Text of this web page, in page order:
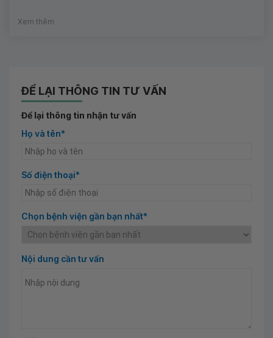
Xem thêm
ĐỂ LẠI THÔNG TIN TƯ VẤN
Để lại thông tin nhận tư vấn
Họ và tên*
Số điện thoại*
Chọn bệnh viện gần bạn nhất*
Nội dung cần tư vấn